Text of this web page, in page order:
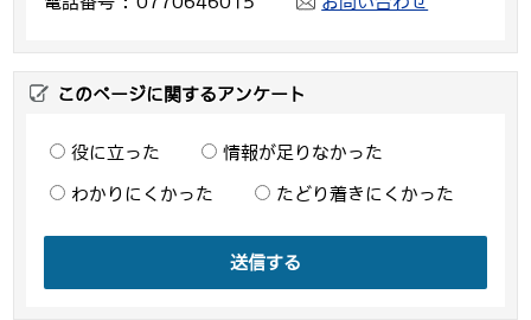
このページに関するアンケート
役に立った 情報が足りなかった
わかりにくかった たどり着きにくかった
送信する